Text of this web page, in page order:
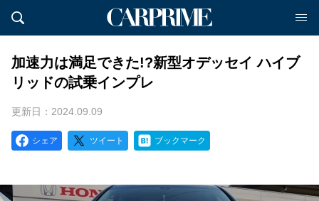
加速力は満足できた!?新型オデッセイ ハイブ
リッドの試乗インプレ
更新日：2024.09.09
シェア ツイート ブックマーク